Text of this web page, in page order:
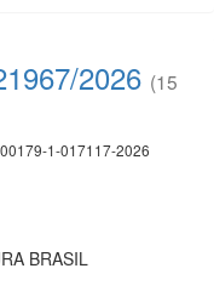
2026 (15
1-017117-2026
BRASIL